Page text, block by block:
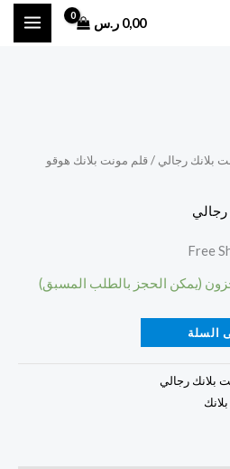
0,00 ر.س
بلانك رجالي / قلم مونت بلانك هوقو
رجالي
السلة
بلانك رجالي